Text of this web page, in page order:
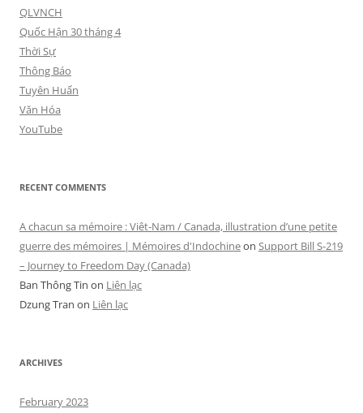
QLVNCH
Quốc Hận 30 tháng 4
Thời Sự
Thông Báo
Tuyên Huấn
Văn Hóa
YouTube
RECENT COMMENTS
A chacun sa mémoire : Viêt-Nam / Canada, illustration d’une petite
guerre des mémoires | Mémoires d'Indochineon Support Bill S-219
– Journey to Freedom Day (Canada)
Ban Thông Tin on Liên lạc
Dzung Tran on Liên lạc
ARCHIVES
February 2023